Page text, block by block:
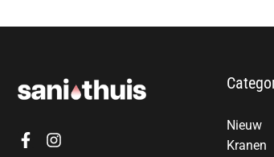
Nieuw
Kranen